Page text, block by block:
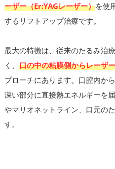
ーザー（Er:YAGレーザー）を使
するリフトアップ治療です。
最大の特徴は、従来のたるみ治
く、 口の中の粘膜側からレーザ
プローチにあります。口腔内か
深い部分に直接熱エネルギーを
やマリオネットライン、口元の
す。